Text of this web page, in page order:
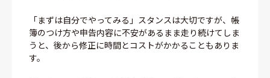
「まずは自分でやってみる」スタンスは大切ですが、帳
簿のつけ方や申告内容に不安があるまま走り続けてしま
うと、後から修正に時間とコストがかかることもありま
す。